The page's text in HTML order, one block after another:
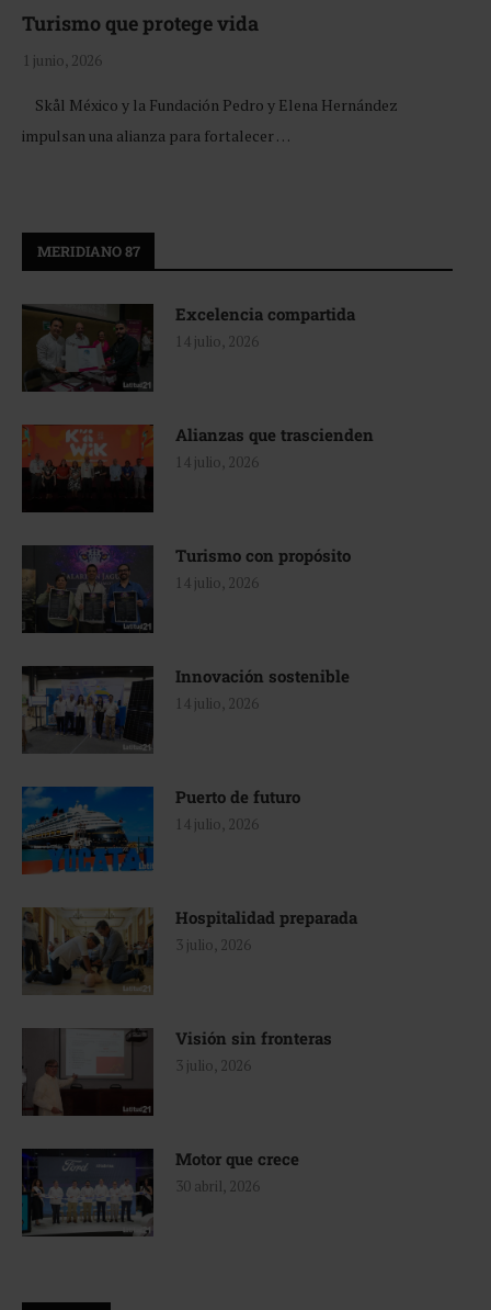
Turismo que protege vida
1 junio, 2026
Skål México y la Fundación Pedro y Elena Hernández
impulsan una alianza para fortalecer …
MERIDIANO 87
Excelencia compartida
14 julio, 2026
Alianzas que trascienden
14 julio, 2026
Turismo con propósito
14 julio, 2026
Innovación sostenible
14 julio, 2026
Puerto de futuro
14 julio, 2026
Hospitalidad preparada
3 julio, 2026
Visión sin fronteras
3 julio, 2026
Motor que crece
30 abril, 2026